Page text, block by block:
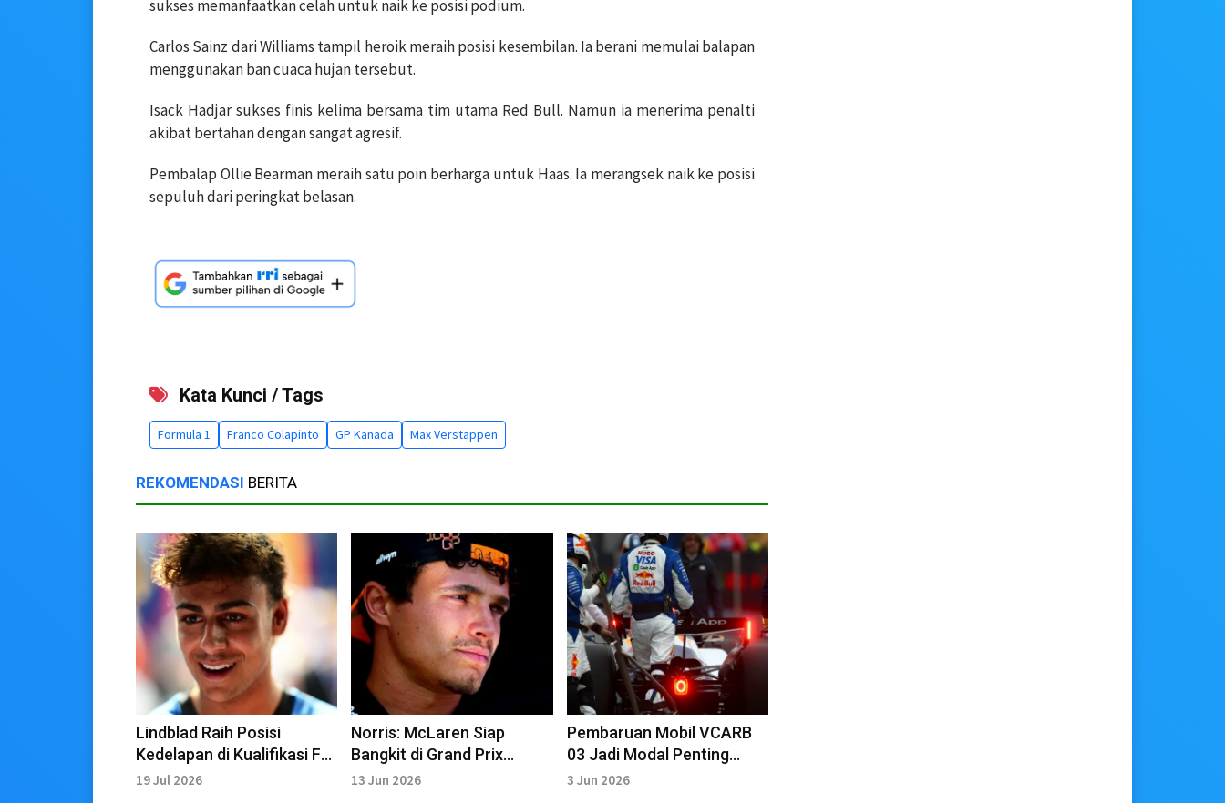
sukses memanfaatkan celah untuk naik ke posisi podium.
Carlos Sainz dari Williams tampil heroik meraih posisi kesembilan. Ia berani memulai balapan
menggunakan ban cuaca hujan tersebut.
Isack Hadjar sukses finis kelima bersama tim utama Red Bull. Namun ia menerima penalti
akibat bertahan dengan sangat agresif.
Pembalap Ollie Bearman meraih satu poin berharga untuk Haas. Ia merangsek naik ke posisi
sepuluh dari peringkat belasan.
Kata Kunci / Tags
Formula 1 Franco Colapinto GP Kanada Max Verstappen
REKOMENDASI BERITA
Lindblad Raih Posisi
Kedelapan di Kualifikasi F1
Belgia
19 Jul 2026
Norris: McLaren Siap
Bangkit di Grand Prix
Spanyol
13 Jun 2026
Pembaruan Mobil VCARB
03 Jadi Modal Penting
Lindblad Hadapi GP
3 Jun 2026